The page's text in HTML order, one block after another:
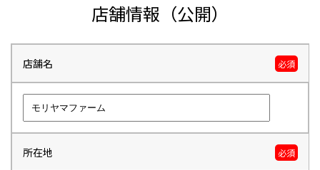
店舗情報（公開）
店舗名 必須
所在地 必須